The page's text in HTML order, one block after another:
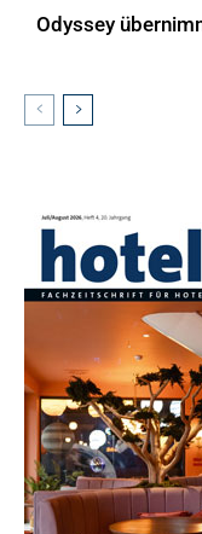
Odyssey